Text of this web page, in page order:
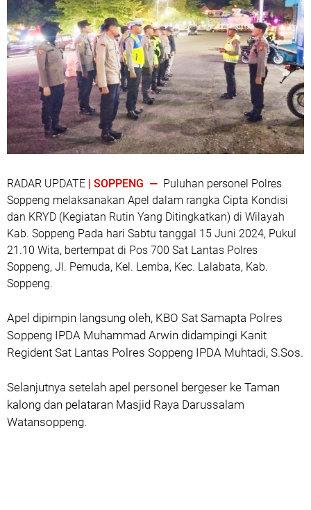
RADAR UPDATE | SOPPENG — Puluhan personel Polres
Soppeng melaksanakan Apel dalam rangka Cipta Kondisi
dan KRYD (Kegiatan Rutin Yang Ditingkatkan) di Wilayah
Kab. Soppeng Pada hari Sabtu tanggal 15 Juni 2024, Pukul
21.10 Wita, bertempat di Pos 700 Sat Lantas Polres
Soppeng, Jl. Pemuda, Kel. Lemba, Kec. Lalabata, Kab.
Soppeng.
Apel dipimpin langsung oleh, KBO Sat Samapta Polres
Soppeng IPDA Muhammad Arwin didampingi Kanit
Regident Sat Lantas Polres Soppeng IPDA Muhtadi, S.Sos.
Selanjutnya setelah apel personel bergeser ke Taman
kalong dan pelataran Masjid Raya Darussalam
Watansoppeng.